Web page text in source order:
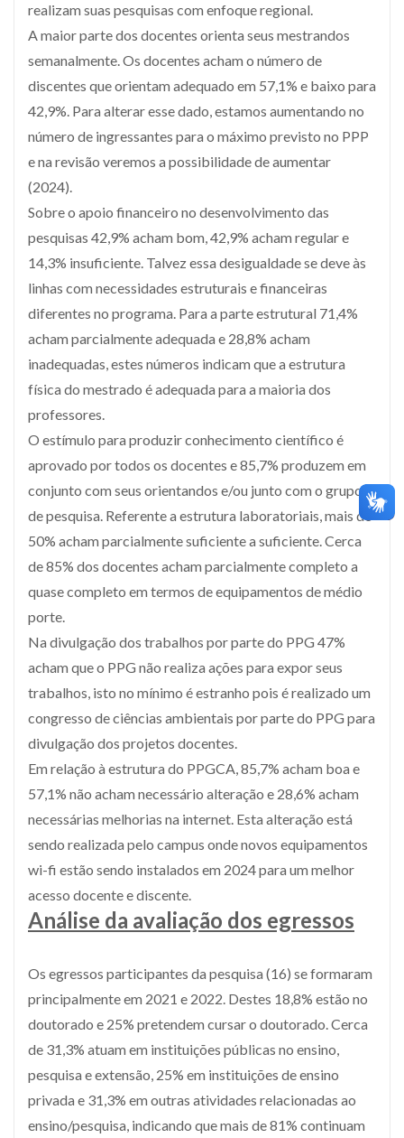
realizam suas pesquisas com enfoque regional.
A maior parte dos docentes orienta seus mestrandos
semanalmente. Os docentes acham o número de
discentes que orientam adequado em 57,1% e baixo para
42,9%. Para alterar esse dado, estamos aumentando no
número de ingressantes para o máximo previsto no PPP
e na revisão veremos a possibilidade de aumentar
(2024).
Sobre o apoio financeiro no desenvolvimento das
pesquisas 42,9% acham bom, 42,9% acham regular e
14,3% insuficiente. Talvez essa desigualdade se deve às
linhas com necessidades estruturais e financeiras
diferentes no programa. Para a parte estrutural 71,4%
acham parcialmente adequada e 28,8% acham
inadequadas, estes números indicam que a estrutura
física do mestrado é adequada para a maioria dos
professores.
O estímulo para produzir conhecimento científico é
aprovado por todos os docentes e 85,7% produzem em
conjunto com seus orientandos e/ou junto com o grupo
de pesquisa. Referente a estrutura laboratoriais, mais de
50% acham parcialmente suficiente a suficiente. Cerca
de 85% dos docentes acham parcialmente completo a
quase completo em termos de equipamentos de médio
porte.
Na divulgação dos trabalhos por parte do PPG 47%
acham que o PPG não realiza ações para expor seus
trabalhos, isto no mínimo é estranho pois é realizado um
congresso de ciências ambientais por parte do PPG para
divulgação dos projetos docentes.
Em relação à estrutura do PPGCA, 85,7% acham boa e
57,1% não acham necessário alteração e 28,6% acham
necessárias melhorias na internet. Esta alteração está
sendo realizada pelo campus onde novos equipamentos
wi-fi estão sendo instalados em 2024 para um melhor
acesso docente e discente.
Análise da avaliação dos egressos
Os egressos participantes da pesquisa (16) se formaram
principalmente em 2021 e 2022. Destes 18,8% estão no
doutorado e 25% pretendem cursar o doutorado. Cerca
de 31,3% atuam em instituições públicas no ensino,
pesquisa e extensão, 25% em instituições de ensino
privada e 31,3% em outras atividades relacionadas ao
ensino/pesquisa, indicando que mais de 81% continuam